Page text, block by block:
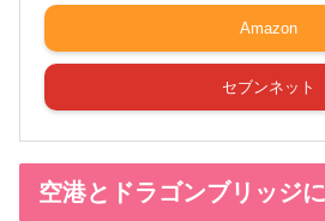
Amazon
セブンネット
空港とドラゴンブリッジ